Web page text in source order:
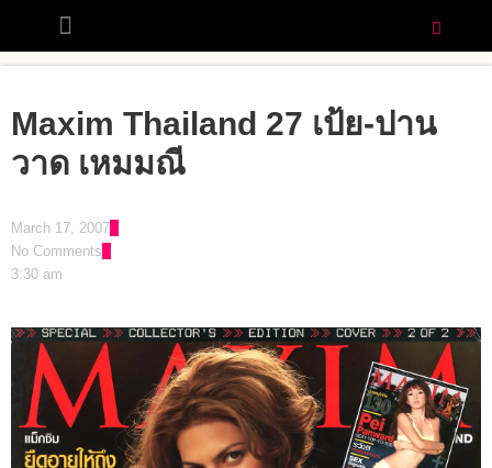
Maxim Thailand 27 เป้ย-ปาน
วาด เหมมณี
March 17, 2007
No Comments
3:30 am